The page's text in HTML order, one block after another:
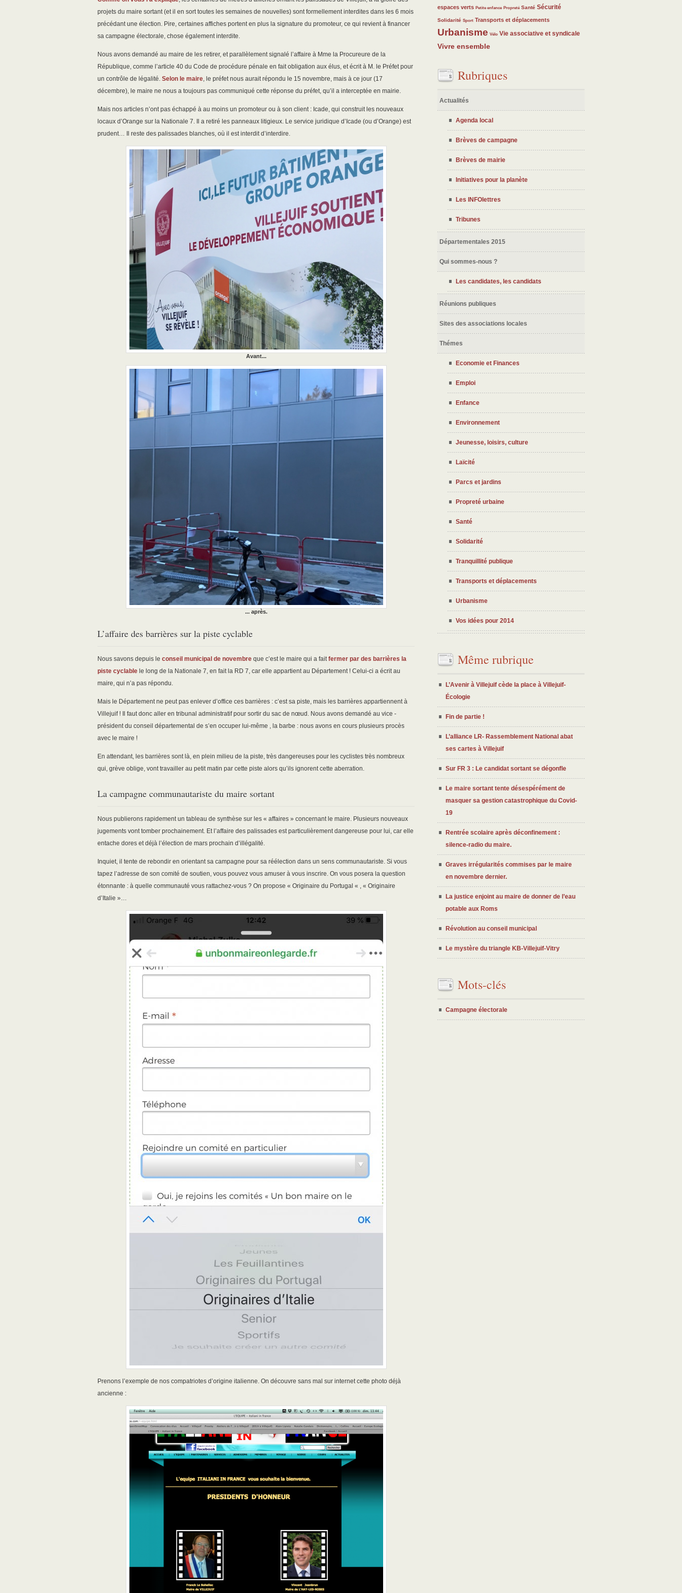
projets du maire sortant (et il en sort toutes les semaines de nouvelles) sont formellement interdites dans les 6 mois
précédant une élection. Pire, certaines affiches portent en plus la signature du promoteur, ce qui revient à financer
sa campagne électorale, chose également interdite.
Nous avons demandé au maire de les retirer, et parallèlement signalé l’affaire à Mme la Procureure de la
République, comme l’article 40 du Code de procédure pénale en fait obligation aux élus, et écrit à M. le Préfet pour
un contrôle de légalité. Selon le maire, le préfet nous aurait répondu le 15 novembre, mais à ce jour (17
décembre), le maire ne nous a toujours pas communiqué cette réponse du préfet, qu’il a interceptée en mairie.
Mais nos articles n’ont pas échappé à au moins un promoteur ou à son client : Icade, qui construit les nouveaux
locaux d’Orange sur la Nationale 7. Il a retiré les panneaux litigieux. Le service juridique d’Icade (ou d’Orange) est
prudent… Il reste des palissades blanches, où il est interdit d’interdire.
Avant...
... après.
L’affaire des barrières sur la piste cyclable
Nous savons depuis le conseil municipal de novembre que c’est le maire qui a faitfermer par des barrières la
piste cyclable le long de la Nationale 7, en fait la RD 7, car elle appartient au Département ! Celui-ci a écrit au
maire, qui n’a pas répondu.
Mais le Département ne peut pas enlever d’office ces barrières : c’est sa piste, mais les barrières appartiennent à
Villejuif ! Il faut donc aller en tribunal administratif pour sortir du sac de nœud. Nous avons demandé au vice -
président du conseil départemental de s’en occuper lui-même , la barbe : nous avons en cours plusieurs procès
avec le maire !
En attendant, les barrières sont là, en plein milieu de la piste, très dangereuses pour les cyclistes très nombreux
qui, grève oblige, vont travailler au petit matin par cette piste alors qu’ils ignorent cette aberration.
La campagne communautariste du maire sortant
Nous publierons rapidement un tableau de synthèse sur les « affaires » concernant le maire. Plusieurs nouveaux
jugements vont tomber prochainement. Et l’affaire des palissades est particulièrement dangereuse pour lui, car elle
entache dores et déjà l’élection de mars prochain d’illégalité.
Inquiet, il tente de rebondir en orientant sa campagne pour sa réélection dans un sens communautariste. Si vous
tapez l’adresse de son comité de soutien, vous pouvez vous amuser à vous inscrire. On vous posera la question
étonnante : à quelle communauté vous rattachez-vous ? On propose « Originaire du Portugal « , « Originaire
d’Italie »…
Prenons l’exemple de nos compatriotes d’origine italienne. On découvre sans mal sur internet cette photo déjà
ancienne :
espaces verts
62/323 Petite enfance
28/323 Propreté
100/323 Santé
146/323 Sécurité
70/323
Solidarité
55/323 Sport
118/323 Transports et déplacements
323/323
Urbanisme
43/323 Vélo
146/323 Vie associative et syndicale
214/323
Vivre ensemble
Rubriques
Actualités
Agenda local
Brèves de campagne
Brèves de mairie
Initiatives pour la planète
Les INFOlettres
Tribunes
Départementales 2015
Qui sommes-nous ?
Les candidates, les candidats
Réunions publiques
Sites des associations locales
Thémes
Economie et Finances
Emploi
Enfance
Environnement
Jeunesse, loisirs, culture
Laïcité
Parcs et jardins
Propreté urbaine
Santé
Solidarité
Tranquillité publique
Transports et déplacements
Urbanisme
Vos idées pour 2014
Même rubrique
L’Avenir à Villejuif cède la place à Villejuif-
Écologie
Fin de partie !
L’alliance LR- Rassemblement National abat
ses cartes à Villejuif
Sur FR 3 : Le candidat sortant se dégonfle
Le maire sortant tente désespérément de
masquer sa gestion catastrophique du Covid-
19
Rentrée scolaire après déconfinement :
silence-radio du maire.
Graves irrégularités commises par le maire
en novembre dernier.
La justice enjoint au maire de donner de l’eau
potable aux Roms
Révolution au conseil municipal
Le mystère du triangle KB-Villejuif-Vitry
Mots-clés
Campagne électorale